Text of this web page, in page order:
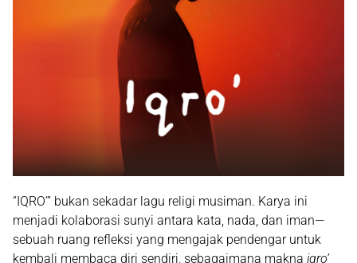
“IQRO’” bukan sekadar lagu religi musiman. Karya ini
menjadi kolaborasi sunyi antara kata, nada, dan iman—
sebuah ruang refleksi yang mengajak pendengar untuk
kembali membaca diri sendiri, sebagaimana makna iqro’